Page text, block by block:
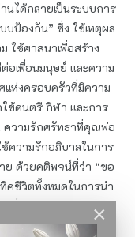
นได้กลายเป็นระบบการ
บป้องกัน” ซึ่ง ใช้เหตุผล
ใช้ศาสนาเพื่อสร้าง
อเพื่อนมนุษย์ และความ
แห่งครอบครัวที่มีความ
ช้ดนตรี กีฬา และการ
ความรักศรัทธาที่คุณพ่อ
ความรักอภิบาลในการ
ย ด้วยคติพจน์ที่ว่า “ขอ
ชีวิตทั้งหมดในการนำ
ขที่แท้จริง
องคุณพ่อบอสโก×